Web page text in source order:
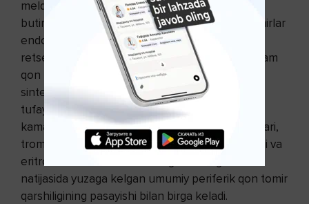
meldoniyni qo‘llash fonida qon plazmasida g-
butirobetain konsentratsiyasini oshishi qon tomirlar
endoteliyalariga nisbatan asetilxolin
retseptorlarning faollashishiga olib keladi, bu ham
qon tomir devori tomonidan azot oksidi (NO)
sintezini rag‘batlantirishga ko‘maklashadi, shu
tufayli endotelial disfunksiya namoyishini
kamaytiradi. Bu adrenalinning qon tomir spazmlari,
trombotsitlarni agregatsiyalashning inhibatsiyasi va
eritrotsitlar membranalarining elastikligi oshishi
natijasida yuzaga kelgan umumiy periferik qon tomir
qarshiligining pasayishi bilan birga keladi.